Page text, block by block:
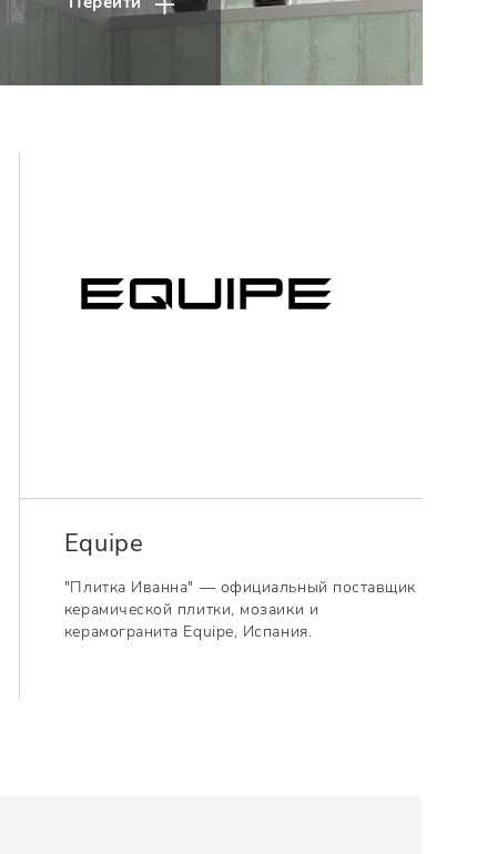
Equipe
"Плитка Иванна" — официальный поставщик
керамической плитки, мозаики и
керамогранита Equipe, Испания.